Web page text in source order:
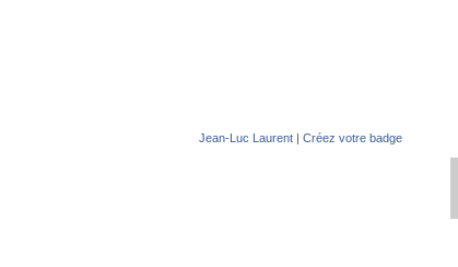
Jean-Luc Laurent | Créez votre badge